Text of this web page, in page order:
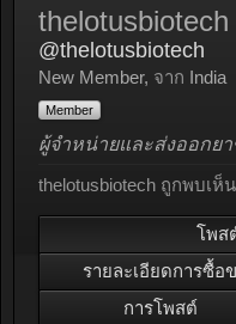
thelotusbiotech
@thelotusbiotech
New Member, จาก India
Member
ผู้จำหน่ายและส่งออกย
thelotusbiotech ถูกพบเห็
โพส
รายละเอียดการซื้อ
การโพสต์